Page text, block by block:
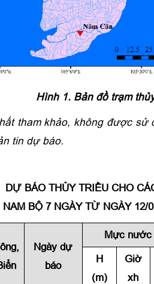
Hình 1. Bản đồ trạm
tham khảo, không được
tin dự báo.
DỰ BÁO THỦY TRIỀU CHO
NAM BỘ 7 NGÀY TỪ NGÀY 12/
Ngày dự
báo
Mực nước
H
(m)
Giờ
xh